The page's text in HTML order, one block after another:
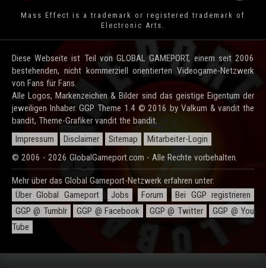
Mass Effect is a trademark or registered trademark of
Electronic Arts.
Diese Webseite ist Teil von GLOBAL GAMEPORT, einem seit 2006
bestehenden, nicht kommerziell orientierten Videogame-Netzwerk
von Fans für Fans.
Alle Logos, Markenzeichen & Bilder sind das geistige Eigentum der
jeweiligen Inhaber. GGP Theme 1.4 © 2016 by Valkum & vandit the
bandit, Theme-Grafiker vandit the bandit.
Impressum
Disclaimer Sitemap
Mitarbeiter-Login
© 2006 - 2026 GlobalGameport.com - Alle Rechte vorbehalten.
Mehr über das Global Gameport-Netzwerk erfahren unter:
Über Global Gameport
Jobs Forum
Bei GGP registrieren
GGP @ Tumblr
GGP @ Facebook GGP @ Twitter
GGP @ You
Tube